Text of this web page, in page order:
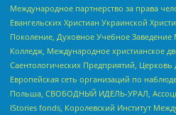
Международное партнерство за права
Евангельских Христиан Украинской
Поколение, Духовное Учебное
Колледж, Международное христианское
Саентологических Предприятий, Церковь
Европейская сеть организаций по
Польша, СВОБОДНЫЙ ИДЕЛЬ-УРАЛ,
IStories fonds, Королевский Институт